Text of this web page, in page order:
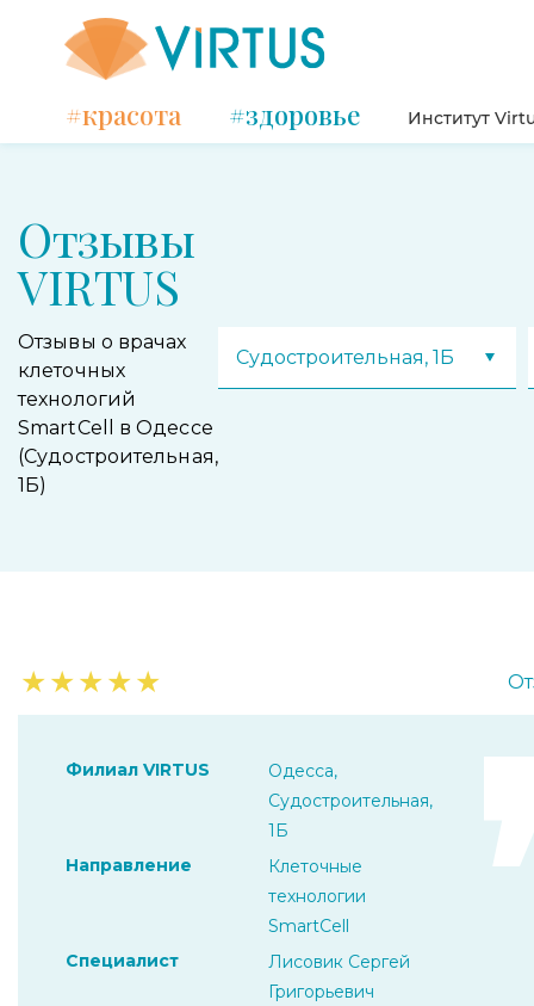
#красота #здоровье Институт
Отзывы
VIRTUS
Отзывы о врачах
клеточных
технологий
SmartCell в Одессе
(Судостроительная,
1Б)
Судостроительная, 1Б
★★★★★
Филиал VIRTUS
Одесса,
Судостроительная,
1Б
Направление
Клеточные
технологии
SmartCell
Специалист
Лисовик Сергей
Григорьевич